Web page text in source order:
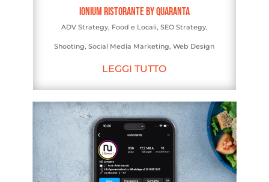
Ionium Ristorante by Quaranta
ADV Strategy, Food e Locali, SEO Strategy,
Shooting,Social Media Marketing,Web Design
LEGGI TUTTO